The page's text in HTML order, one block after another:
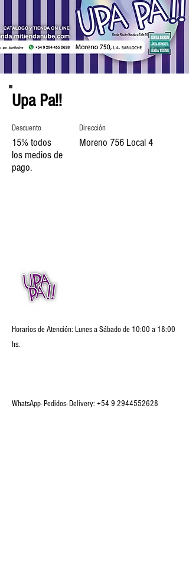
Upa Pa!!
Descuento
15% todos
los medios de
pago.
Dirección
Moreno 756 Local 4
Horarios de Atención: Lunes a Sábado de 10:00 a 18:00
hs.
WhatsApp- Pedidos- Delivery: +54 9 2944552628